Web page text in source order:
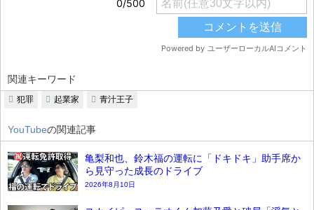
関連キーワード
犯罪 起業家 青汁王子
YouTubeの関連記事
亀梨和也、鈴木福の運転に「ドキドキ」助手席か
ら見守った成長のドライブ
2026年8月10日